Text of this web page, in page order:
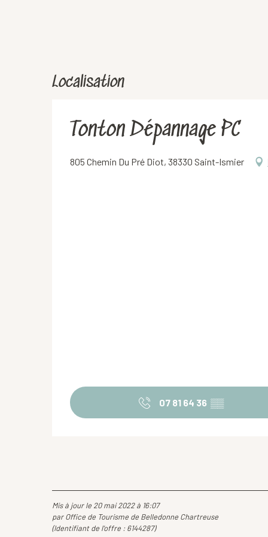
Localisation
Tonton Dépannage PC
805 Chemin Du Pré Diot, 38330 Saint-Ismier
07 81 64 36 ▒▒
Mis à jour le 20 mai 2022 à 16:07
par Office de Tourisme de Belledonne Chartreuse
(Identifiant de l'offre : 6144287)